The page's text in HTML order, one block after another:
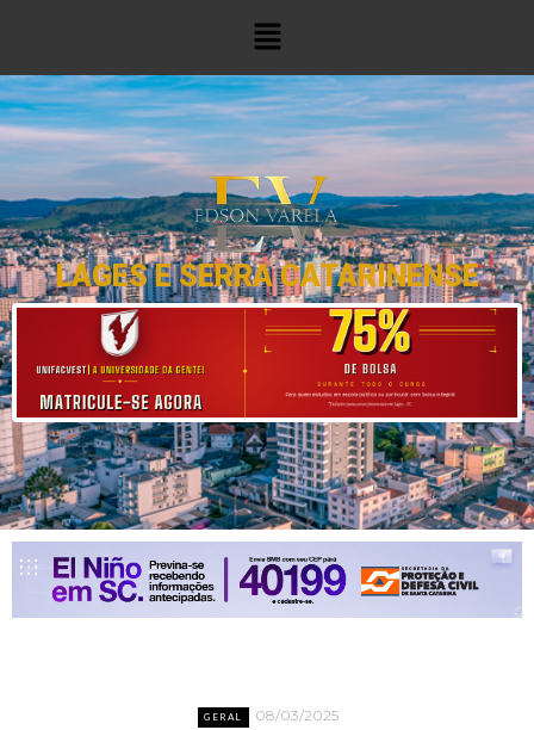
LAGES E SERRA CATARINENSE
GERAL 08/03/2025